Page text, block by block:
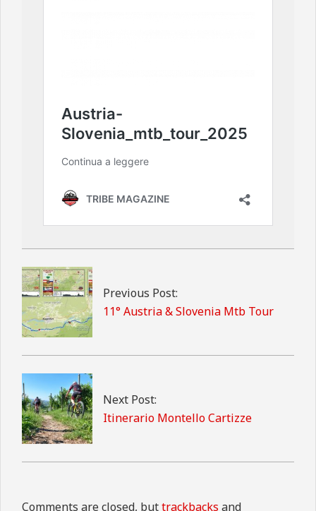
2025-
07-
29
Previous Post:
11° Austria & Slovenia Mtb Tour
Next Post:
Itinerario Montello Cartizze
Comments are closed, buttrackbacks and